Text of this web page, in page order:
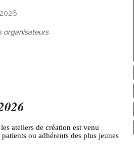
organisateurs
ateliers de création est venu
ou adhérents des plus jeunes